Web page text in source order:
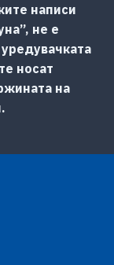
написи
не е
носат
на